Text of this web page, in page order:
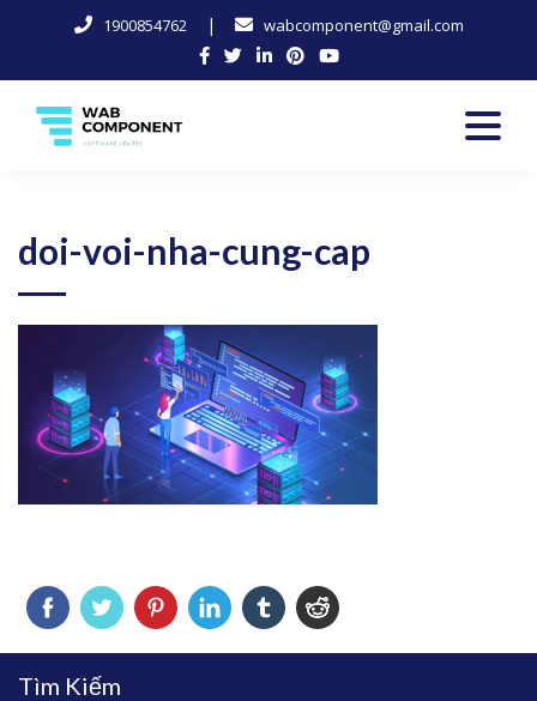
1900854762 | wabcomponent@gmail.com
content
doi-voi-nha-cung-cap
Tìm Kiếm